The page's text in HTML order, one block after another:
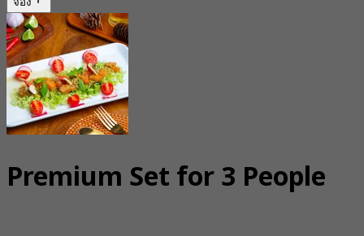
Premium Set for 3 People